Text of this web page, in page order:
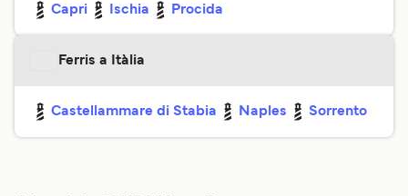
Capri Ischia Procida
Ferris a Itàlia
Castellammare di Stabia Naples Sorrento